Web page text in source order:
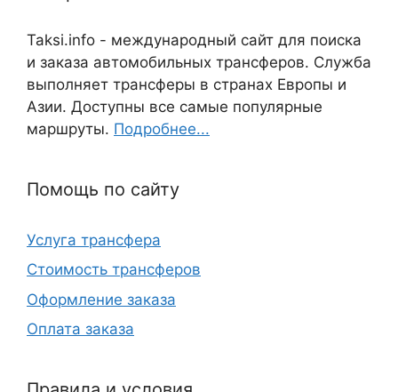
Taksi.info - международный сайт для поиска
и заказа автомобильных трансферов. Служба
выполняет трансферы в странах Европы и
Азии. Доступны все самые популярные
маршруты. Подробнее...
Помощь по сайту
Услуга трансфера
Стоимость трансферов
Оформление заказа
Оплата заказа